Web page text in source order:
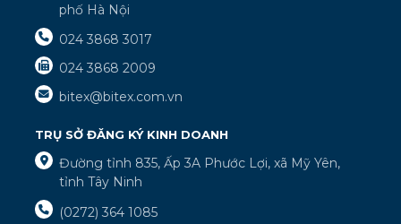
phố Hà Nội
024 3868 3017
024 3868 2009
bitex@bitex.com.vn
TRỤ SỞ ĐĂNG KÝ KINH DOANH
Đường tỉnh 835, Ấp 3A Phước Lợi, xã Mỹ Yên,
tỉnh Tây Ninh
(0272) 364 1085